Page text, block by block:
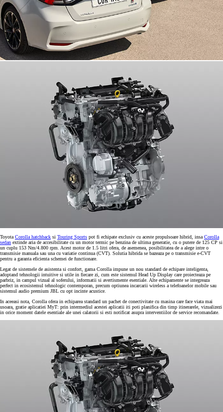
Toyota Corolla hatchback si Touring Sports pot fi echipate exclusiv cu aceste propulsoare hibrid, insa Corolla
sedan extinde aria de accesibilitate cu un motor termic pe benzina de ultima generatie, cu o putere de 125 CP si
un cuplu 153 Nm/4.800 rpm. Acest motor de 1.5 litri ofera, de asemenea, posibilitatea de a alege intre o
transmisie manuala sau una cu variatie continua (CVT). Solutia hibrida se bazeaza pe o transmisie e-CVT
pentru a garanta eficienta schemei de functionare.
Legat de sistemele de asistenta si confort, gama Corolla impune un nou standard de echipare inteligenta,
adoptand tehnologii intuitive si utile in fiecare zi, cum este sistemul Head Up Display care proiecteaza pe
parbriz, in campul vizual al soferului, informatii si avertismente esentiale. Alte echipamente se integreaza
perfect in ecosistemul tehnologic contemporan, precum optiunea incarcarii wireless a telefoanelor mobile sau
sistemul audio premium JBL cu opt incinte acustice.
In aceeasi nota, Corolla ofera in echiparea standard un pachet de conectivitate cu masina care face viata mai
usoara, gratie aplicatiei MyT: prin intermediul acestei aplicatii iti poti planifica din timp itinerarele, vizualizezi
in orice moment datele esentiale ale unei calatorii si esti notificat asupra interventiilor de service recomandate.